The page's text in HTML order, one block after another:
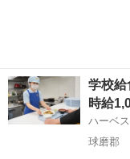
学校給
時給
ハーベ
球磨郡